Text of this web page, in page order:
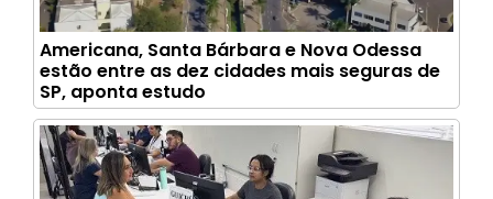
Americana, Santa Bárbara e Nova Odessa
estão entre as dez cidades mais seguras de
SP, aponta estudo